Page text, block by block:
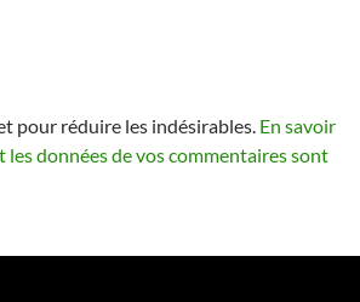
pour réduire les indésirables. En savoir
les données de vos commentaires sont